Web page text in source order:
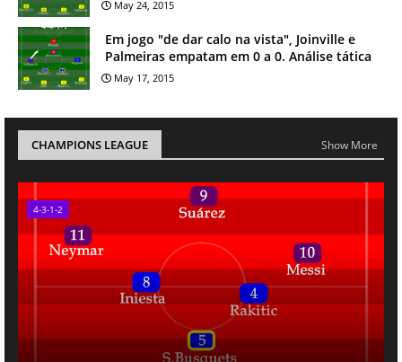
May 24, 2015
Em jogo "de dar calo na vista", Joinville e
Palmeiras empatam em 0 a 0. Análise tática
May 17, 2015
CHAMPIONS LEAGUE Show More
4-3-1-2